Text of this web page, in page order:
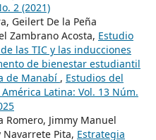
2 (2021)
Geilert De la Peña
Zambrano Acosta, Estudio
las TIC y las inducciones
de bienestar estudiantil
de Manabí , Estudios del
Latina: Vol. 13 Núm.
Romero, Jimmy Manuel
Navarrete Pita, Estrategia